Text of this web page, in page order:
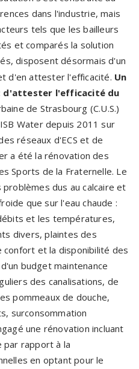
dans l'industrie, mais
tels que les bailleurs
et comparés la solution
disposent désormais d'un
d'en attester l'efficacité. Un
d'attester l'efficacité du
de Strasbourg (C.U.S.)
Water depuis 2011 sur
réseaux d'ECS et de
a été la rénovation des
Sports de la Fraternelle. Le
dus au calcaire et
que sur l'eau chaude :
et les températures,
divers, plaintes des
confort et la disponibilité des
budget maintenance
des canalisations, de
pommeaux de douche,
surconsommation
une rénovation incluant
par rapport à la
en optant pour le